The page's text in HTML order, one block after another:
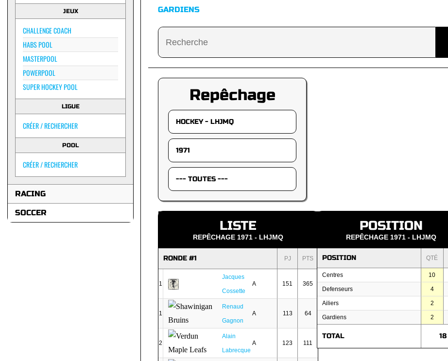
JEUX
CHALLENGE COACH
HABS POOL
MASTERPOOL
POWERPOOL
SUPER HOCKEY POOL
LIGUE
CRÉER / RECHERCHER
POOL
CRÉER / RECHERCHER
RACING
SOCCER
GARDIENS
Repêchage
LISTE
REPÊCHAGE 1971 - LHJMQ
RONDE #1 PJ PTS
1
Jacques
Cossette
A 151 365
1
Renaud
Gagnon
A 113 64
2
Alain
Labrecque
A 123 111
POSITION
REPÊCHAGE 1971 - LHJMQ
POSITION QTÉ
Centres 10
Defenseurs 4
Ailiers 2
Gardiens 2
TOTAL 18